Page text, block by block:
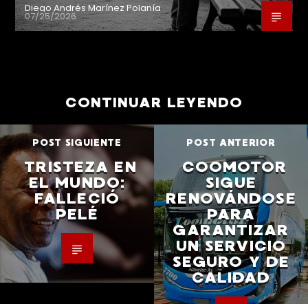
Diego Andrés Marínez Polanía
07/25/2026
CONTINUAR LEYENDO
POST SIGUIENTE
TRISTEZA EN
EL MUNDO:
FALLECIÓ
PELÉ
POST ANTERIOR
COOMOTOR
SIGUE
RENOVÁNDOSE
PARA
GARANTIZAR
UN SERVICIO
SEGURO Y DE
CALIDAD